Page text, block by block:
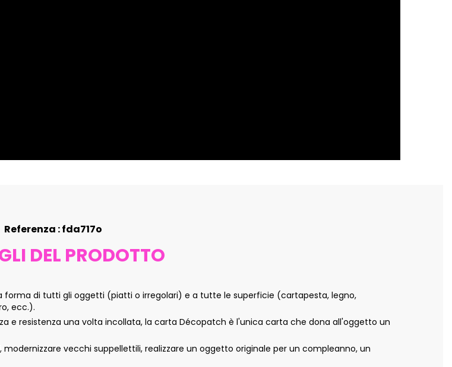
Referenza : fda717o
DEL PRODOTTO
forma di tutti gli oggetti (piatti o irregolari) e a tutte le superficie (cartapesta, legno,
ecc.).
e resistenza una volta incollata, la carta Décopatch è l'unica carta che dona all'oggetto un
vecchi suppellettili, realizzare un oggetto originale per un compleanno, un